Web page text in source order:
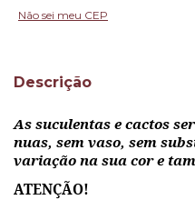
Não sei meu CEP
Descrição
As suculentas e cactos
nuas, sem vaso, sem
variação na sua cor e
ATENÇÃO!